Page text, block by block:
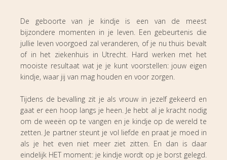
De geboorte van je kindje is een van de meest
bijzondere momenten in je leven. Een gebeurtenis die
jullie leven voorgoed zal veranderen, of je nu thuis bevalt
of in het ziekenhuis in Utrecht. Hard werken met het
mooiste resultaat wat je je kunt voorstellen: jouw eigen
kindje, waar jij van mag houden en voor zorgen.
Tijdens de bevalling zit je als vrouw in jezelf gekeerd en
gaat er een hoop langs je heen. Je hebt al je kracht nodig
om de weeën op te vangen en je kindje op de wereld te
zetten. Je partner steunt je vol liefde en praat je moed in
als je het even niet meer ziet zitten. En dan is daar
eindelijk HET moment: je kindje wordt op je borst gelegd.